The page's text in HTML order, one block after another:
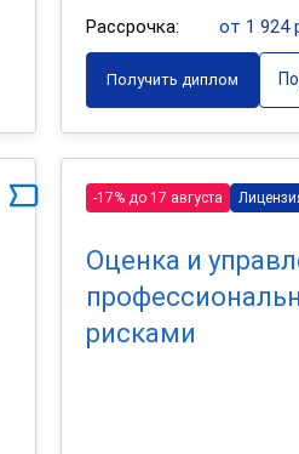
Рассрочка:
от 1 924
Получить диплом
-17% до 17 августа
Оценка и
рисками